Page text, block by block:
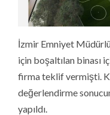
İzmir Emniyet
için boşaltılan binası
firma teklif vermişti.
değerlendirme
yapıldı.